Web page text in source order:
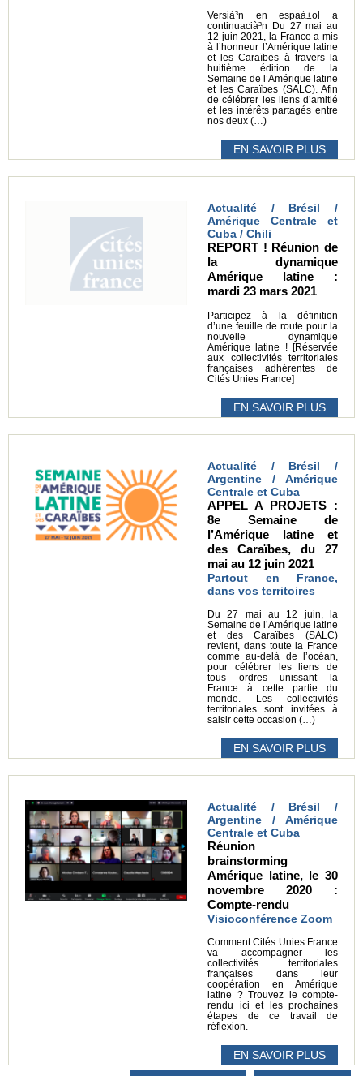
Versià³n en espaà±ol a
continuacià³n Du 27 mai au
12 juin 2021, la France a mis
à l’honneur l’Amérique latine
et les Caraïbes à travers la
huitième édition de la
Semaine de l’Amérique latine
et les Caraïbes (SALC). Afin
de célébrer les liens d’amitié
et les intérêts partagés entre
nos deux (…)
EN SAVOIR PLUS
Actualité / Brésil /
Amérique Centrale et
Cuba / Chili
REPORT ! Réunion de
la dynamique
Amérique latine :
mardi 23 mars 2021
Participez à la définition
d’une feuille de route pour la
nouvelle dynamique
Amérique latine ! [Réservée
aux collectivités territoriales
françaises adhérentes de
Cités Unies France]
EN SAVOIR PLUS
Actualité / Brésil /
Argentine / Amérique
Centrale et Cuba
APPEL A PROJETS :
8e Semaine de
l’Amérique latine et
des Caraïbes, du 27
mai au 12 juin 2021
Partout en France,
dans vos territoires
Du 27 mai au 12 juin, la
Semaine de l’Amérique latine
et des Caraïbes (SALC)
revient, dans toute la France
comme au-delà de l’océan,
pour célébrer les liens de
tous ordres unissant la
France à cette partie du
monde. Les collectivités
territoriales sont invitées à
saisir cette occasion (…)
EN SAVOIR PLUS
Actualité / Brésil /
Argentine / Amérique
Centrale et Cuba
Réunion
brainstorming
Amérique latine, le 30
novembre 2020 :
Compte-rendu
Visioconférence Zoom
Comment Cités Unies France
va accompagner les
collectivités territoriales
françaises dans leur
coopération en Amérique
latine ? Trouvez le compte-
rendu ici et les prochaines
étapes de ce travail de
réflexion.
EN SAVOIR PLUS